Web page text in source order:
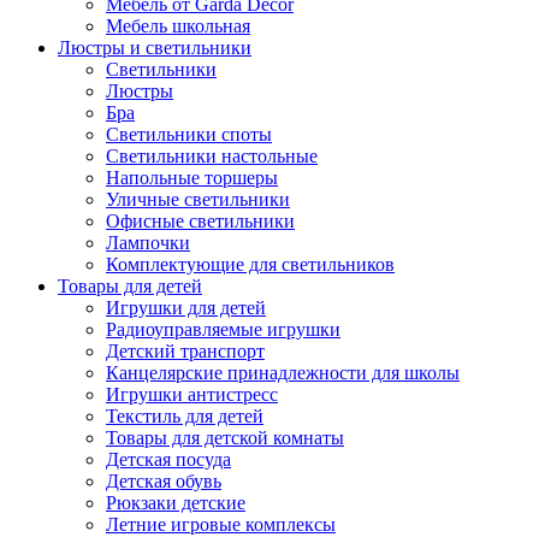
Мебель от Garda Decor
Мебель школьная
Люстры и светильники
Светильники
Люстры
Бра
Светильники споты
Светильники настольные
Напольные торшеры
Уличные светильники
Офисные светильники
Лампочки
Комплектующие для светильников
Товары для детей
Игрушки для детей
Радиоуправляемые игрушки
Детский транспорт
Канцелярские принадлежности для школы
Игрушки антистресс
Текстиль для детей
Товары для детской комнаты
Детская посуда
Детская обувь
Рюкзаки детские
Летние игровые комплексы